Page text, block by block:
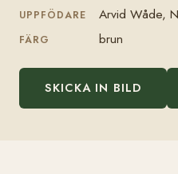
UPPFÖDARE Arvid Wåde,
FÄRG brun
SKICKA IN BILD